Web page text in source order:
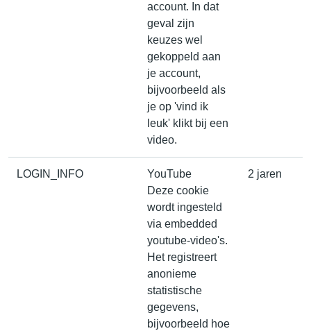
account. In dat
geval zijn
keuzes wel
gekoppeld aan
je account,
bijvoorbeeld als
je op 'vind ik
leuk' klikt bij een
video.
LOGIN_INFO
YouTube
Deze cookie
wordt ingesteld
via embedded
youtube-video's.
Het registreert
anonieme
statistische
gegevens,
bijvoorbeeld hoe
2 jaren